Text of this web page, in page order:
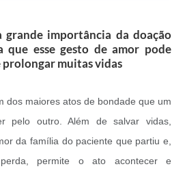
grande importância da doação
que esse gesto de amor pode
prolongar muitas vidas
dos maiores atos de bondade que um
pelo outro. Além de salvar vidas,
da família do paciente que partiu e,
permite o ato acontecer e